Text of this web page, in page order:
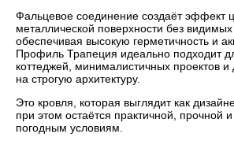
Фальцевое соединение создаёт эффект
металлической поверхности без
обеспечивая высокую герметичность и
Профиль Трапеция идеально подходит
коттеджей, минималистичных проектов
на строгую архитектуру.
Это кровля, которая выглядит как
при этом остаётся практичной, прочной
погодным условиям.